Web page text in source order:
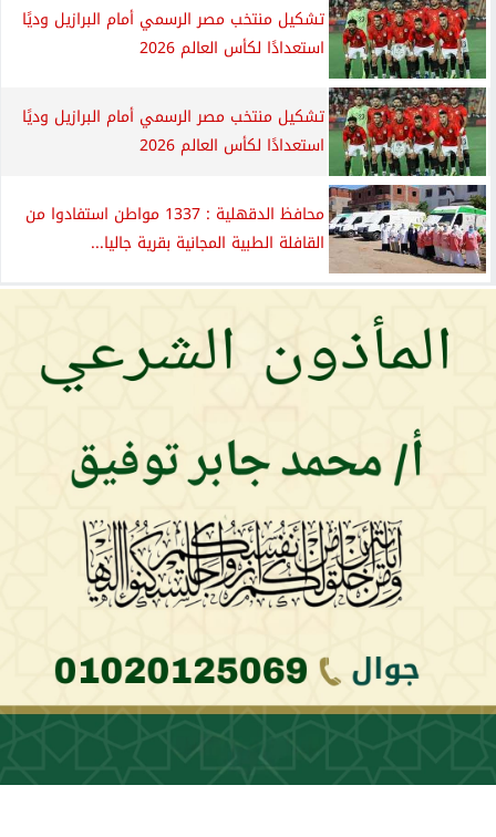
تشكيل منتخب مصر الرسمي أمام البرازيل وديًا
استعدادًا لكأس العالم 2026
تشكيل منتخب مصر الرسمي أمام البرازيل وديًا
استعدادًا لكأس العالم 2026
محافظ الدقهلية : 1337 مواطن استفادوا من
القافلة الطبية المجانية بقرية جاليا...